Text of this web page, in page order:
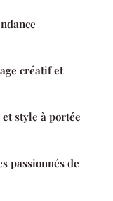
créatif et
style à portée
passionnés de